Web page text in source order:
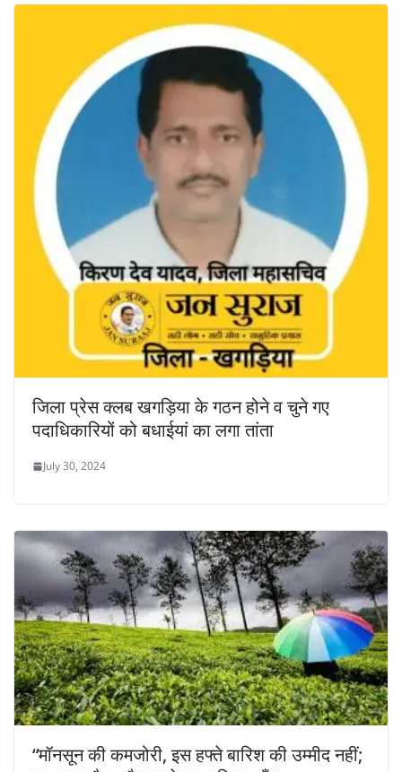
जिला प्रेस क्लब खगड़िया के गठन होने व चुने गए
पदाधिकारियों को बधाईयां का लगा तांता
July 30, 2024
“मॉनसून की कमजोरी, इस हफ्ते बारिश की उम्मीद नहीं;